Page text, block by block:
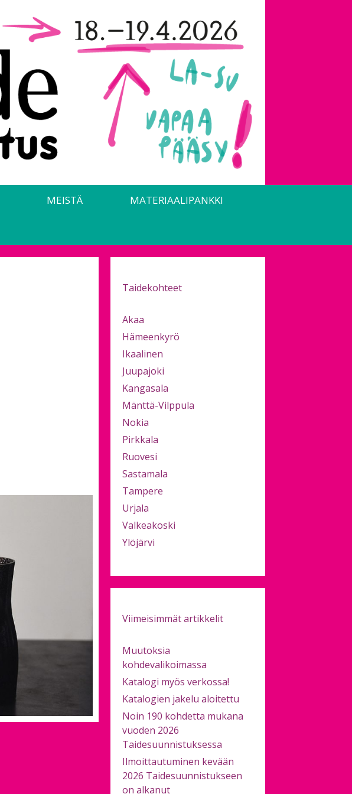
MEISTÄ MATERIAALIPANKKI
Taidekohteet
Akaa
Hämeenkyrö
Ikaalinen
Juupajoki
Kangasala
Mänttä-Vilppula
Nokia
Pirkkala
Ruovesi
Sastamala
Tampere
Urjala
Valkeakoski
Ylöjärvi
Viimeisimmät artikkelit
Muutoksia
kohdevalikoimassa
Katalogi myös verkossa!
Katalogien jakelu aloitettu
Noin 190 kohdetta mukana
vuoden 2026
Taidesuunnistuksessa
Ilmoittautuminen kevään
2026 Taidesuunnistukseen
on alkanut